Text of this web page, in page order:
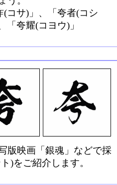
(コサ)」、「夸者(コシ
「夸耀(コヨウ)」
版映画「銀魂」などで採
)をご紹介します。